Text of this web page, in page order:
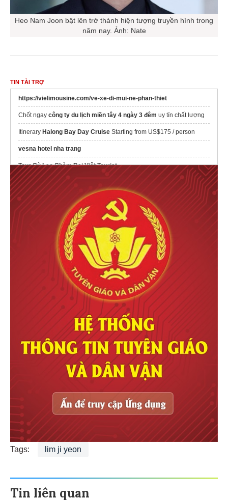
Heo Nam Joon bật lên trở thành hiện tượng truyền hình trong
năm nay. Ảnh: Nate
TIN TÀI TRỢ
https://vielimousine.com/ve-xe-di-mui-ne-phan-thiet
Chốt ngay công ty du lịch miền tây 4 ngày 3 đêm uy tín chất lượng
Itinerary Halong Bay Day Cruise Starting from US$175 / person
vesna hotel nha trang
Tour Cù Lao Chàm Đại Việt Tourist
Tags: lim ji yeon
Tin liên quan